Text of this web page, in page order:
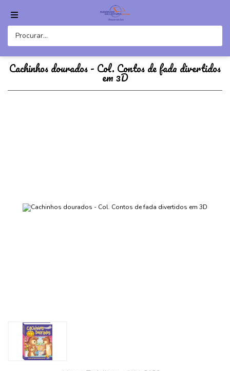
Cachinhos dourados - Col. Contos de fada divertidos
em 3D